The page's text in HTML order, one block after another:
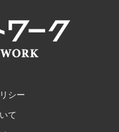
シー
て